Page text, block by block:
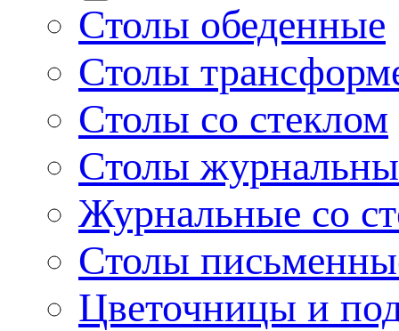
Столы обеденные
Столы
Столы со стеклом
Столы
Журнальные со
Столы
Цветочницы и